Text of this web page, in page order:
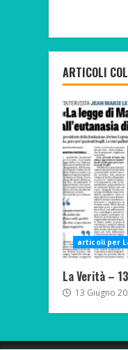
ARTICOLI
articoli per
La Verità –
13 Giugno